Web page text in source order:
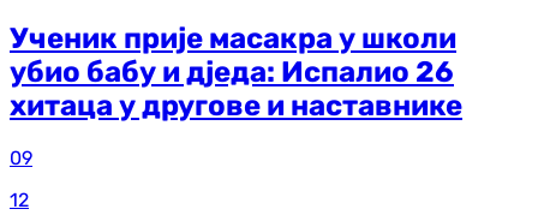
Ученик прије масакра у школи
убио бабу и дједа: Испалио 26
хитаца у другове и наставнике
09
12